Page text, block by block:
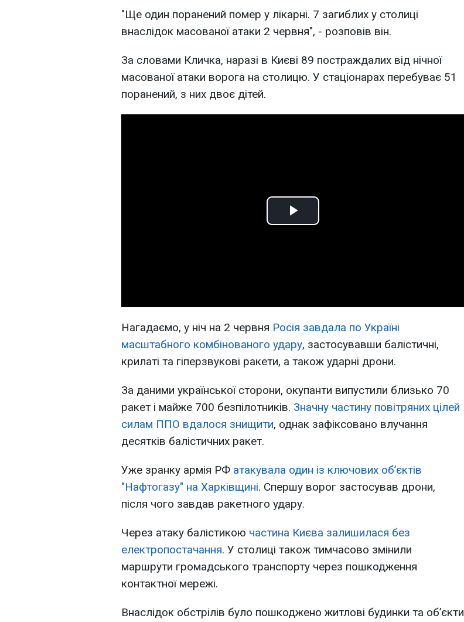
"Ще один поранений помер у лікарні. 7 загиблих у столиці
внаслідок масованої атаки 2 червня", - розповів він.
За словами Кличка, наразі в Києві 89 постраждалих від нічної
масованої атаки ворога на столицю. У стаціонарах перебуває 51
поранений, з них двоє дітей.
Play
Нагадаємо, у ніч на 2 червня Росія завдала по Україні
масштабного комбінованого удару, застосувавши балістичні,
крилаті та гіперзвукові ракети, а також ударні дрони.
За даними української сторони, окупанти випустили близько 70
ракет і майже 700 безпілотників. Значну частину повітряних цілей
силам ППО вдалося знищити, однак зафіксовано влучання
десятків балістичних ракет.
Уже зранку армія РФ атакувала один із ключових об’єктів
"Нафтогазу" на Харківщині. Спершу ворог застосував дрони,
після чого завдав ракетного удару.
Через атаку балістикою частина Києва залишилася без
електропостачання. У столиці також тимчасово змінили
маршрути громадського транспорту через пошкодження
контактної мережі.
Внаслідок обстрілів було пошкоджено житлові будинки та об’єкти